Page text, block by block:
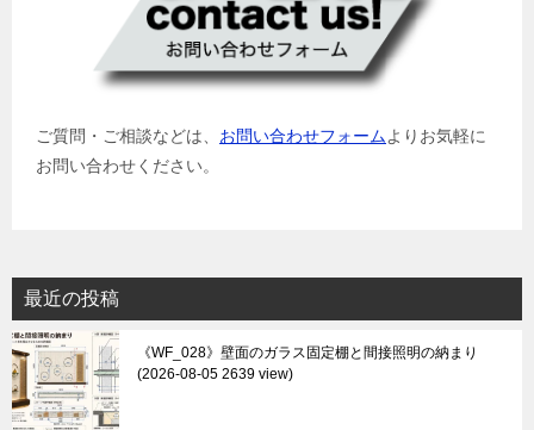
ご質問・ご相談などは、 お問い合わせフォームよりお気軽に
お問い合わせください。
最近の投稿
《WF_028》壁面のガラス固定棚と間接照明の納まり
2026-08-05 2639 view